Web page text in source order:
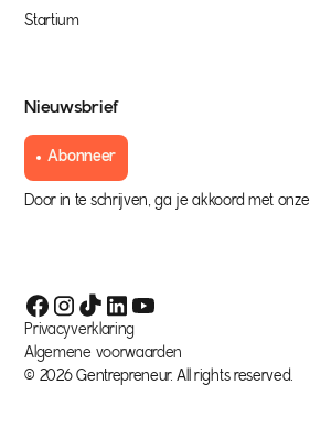
Startium
Nieuwsbrief
Abonneer
Door in te schrijven, ga je akkoord met onze
Privacyverklaring
Algemene voorwaarden
© 2026Gentrepreneur. All rights reserved.